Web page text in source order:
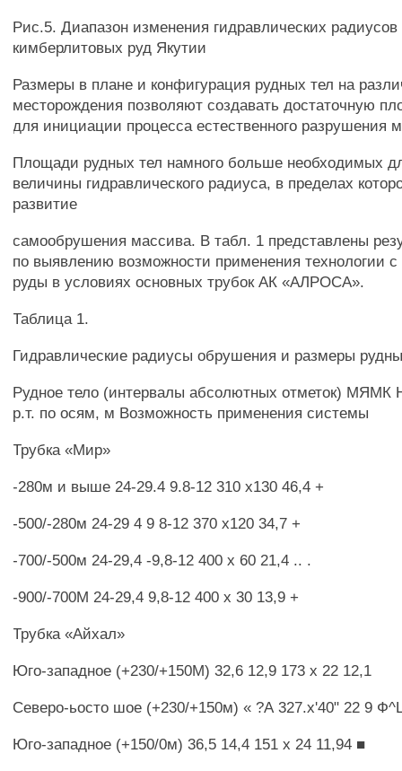
Рис.5. Диапазон изменения гидравлических
кимберлитовых руд Якутии
Размеры в плане и конфигурация рудных тел на
месторождения позволяют создавать достаточную
для инициации процесса естественного разрушения
Площади рудных тел намного больше необходимых
величины гидравлического радиуса, в пределах
развитие
самообрушения массива. В табл. 1 представлены
по выявлению возможности применения технологии
руды в условиях основных трубок АК «АЛРОСА».
Таблица 1.
Гидравлические радиусы обрушения и размеры
Рудное тело (интервалы абсолютных отметок) МЯМК
р.т. по осям, м Возможность применения системы
Трубка «Мир»
-280м и выше 24-29.4 9.8-12 310 х130 46,4 +
-500/-280м 24-29 4 9 8-12 370 х120 34,7 +
-700/-500м 24-29,4 -9,8-12 400 х 60 21,4 .. .
-900/-700М 24-29,4 9,8-12 400 х 30 13,9 +
Трубка «Айхал»
Юго-западное (+230/+150М) 32,6 12,9 173 х 22 12,1
Северо-ьосто шое (+230/+150м) « ?А 327.x'40" 22
Юго-западное (+150/0м) 36,5 14,4 151 х 24 11,94 ■